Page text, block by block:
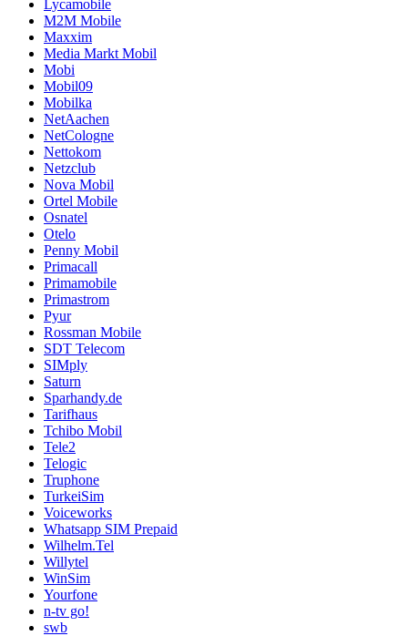
Lycamobile
M2M Mobile
Maxxim
Media Markt Mobil
Mobi
Mobil09
Mobilka
NetAachen
NetCologne
Nettokom
Netzclub
Nova Mobil
Ortel Mobile
Osnatel
Otelo
Penny Mobil
Primacall
Primamobile
Primastrom
Pyur
Rossman Mobile
SDT Telecom
SIMply
Saturn
Sparhandy.de
Tarifhaus
Tchibo Mobil
Tele2
Telogic
Truphone
TurkeiSim
Voiceworks
Whatsapp SIM Prepaid
Wilhelm.Tel
Willytel
WinSim
Yourfone
n-tv go!
swb